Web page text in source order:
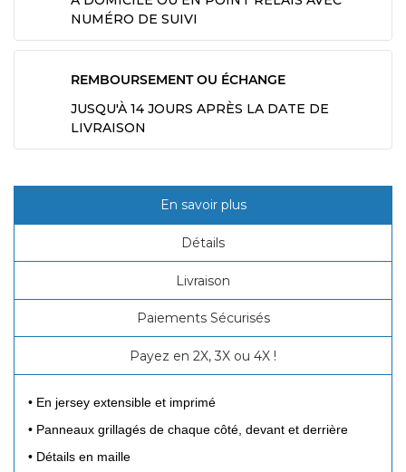
NUMÉRO DE SUIVI
REMBOURSEMENT OU ÉCHANGE
JUSQU'À 14 JOURS APRÈS LA DATE DE
LIVRAISON
En savoir plus
Détails
Livraison
Paiements Sécurisés
Payez en 2X, 3X ou 4X !
• En jersey extensible et imprimé
• Panneaux grillagés de chaque côté, devant et derrière
• Détails en maille